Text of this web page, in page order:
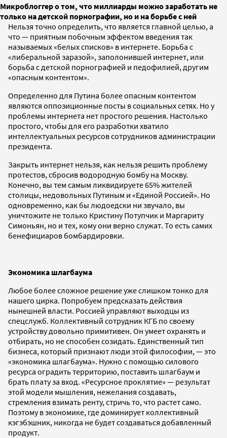
Микроблоггер о том, что миллиарды можно заработать не
только на детской порнографии, но и на борьбе с ней
Нельзя точно определить, что является главной целью, а
что — приятным побочным эффектом введения так
называемых «белых списков» в интернете. Борьба с
«либеральной заразой», заполонившей интернет, или
борьба с детской порнографией и педофилией, другим
«опасным контентом».
Определенно для Путина более опасным контентом
являются оппозиционные посты в социальных сетях. Но у
проблемы интернета нет простого решения. Настолько
простого, чтобы для его разработки хватило
интеллектуальных ресурсов сотрудников администрации
президента.
Закрыть интернет нельзя, как нельзя решить проблему
протестов, сбросив водородную бомбу на Москву.
Конечно, вы тем самым ликвидируете 65% жителей
столицы, недовольных Путиным и «Единой Россией». Но
одновременно, как бы людоедски ни звучало, вы
уничтожите не только Кристину Потупчик и Маргариту
Симоньян, но и тех, кому они верно служат. То есть самих
бенефициаров бомбардировки.
Экономика шлагбаума
Любое более сложное решение уже слишком тонко для
нашего цирка. Попробуем предсказать действия
нынешней власти. Россией управляют выходцы из
спецслужб. Коллективный сотрудник КГБ по своему
устройству довольно примитивен. Он умеет охранять и
отбирать, но не способен созидать. Единственный тип
бизнеса, который признают люди этой философии, — это
«экономика шлагбаума». Нужно с помощью силового
ресурса оградить территорию, поставить шлагбаум и
брать плату за вход. «Ресурсное проклятие» — результат
этой модели мышления, нежелания создавать,
стремления взимать ренту, стричь то, что растет само.
Поэтому в экономике, где доминирует коллективный
кэгэбэшник, никогда не будет создаваться добавленный
продукт.